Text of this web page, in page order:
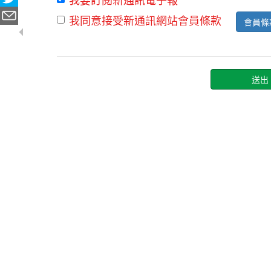
我同意接受新通訊網站會員條款
會員